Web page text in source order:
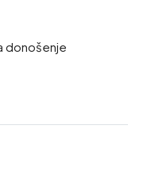
donošenje